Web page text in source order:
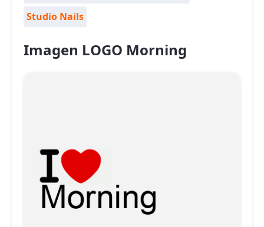
Studio Nails
Imagen LOGO Morning